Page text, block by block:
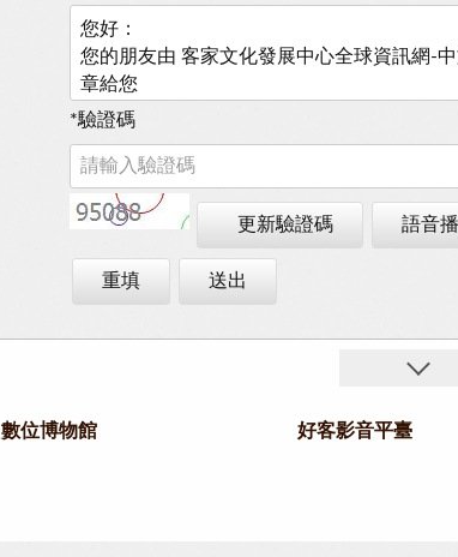
*驗證碼
更新驗證碼 語音
重填 送出
數位博物館 好客影音平臺